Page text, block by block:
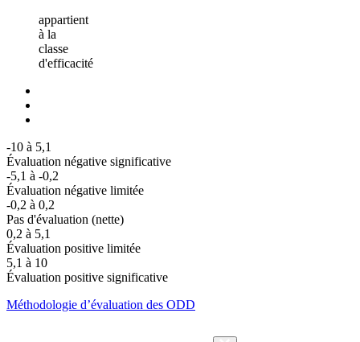
appartient
à la
classe
d'efficacité
-10 à 5,1
Évaluation négative significative
-5,1 à -0,2
Évaluation négative limitée
-0,2 à 0,2
Pas d'évaluation (nette)
0,2 à 5,1
Évaluation positive limitée
5,1 à 10
Évaluation positive significative
Méthodologie d’évaluation des ODD